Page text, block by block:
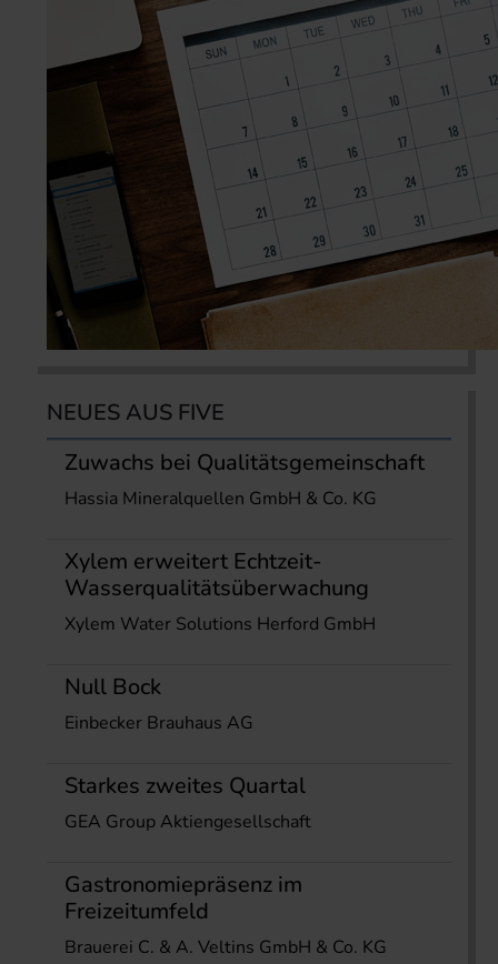
NEUES AUS FIVE
Zuwachs bei Qualitätsgemeinschaft
Hassia Mineralquellen GmbH & Co. KG
Xylem erweitert Echtzeit-
Wasserqualitätsüberwachung
Xylem Water Solutions Herford GmbH
Null Bock
Einbecker Brauhaus AG
Starkes zweites Quartal
GEA Group Aktiengesellschaft
Gastronomiepräsenz im
Freizeitumfeld
Brauerei C. & A. Veltins GmbH & Co. KG